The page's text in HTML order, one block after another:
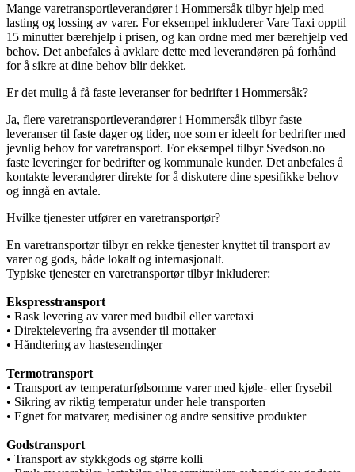
Mange varetransportleverandører i Hommersåk tilbyr hjelp med
lasting og lossing av varer. For eksempel inkluderer Vare Taxi opptil
15 minutter bærehjelp i prisen, og kan ordne med mer bærehjelp ved
behov. Det anbefales å avklare dette med leverandøren på forhånd
for å sikre at dine behov blir dekket.
Er det mulig å få faste leveranser for bedrifter i Hommersåk?
Ja, flere varetransportleverandører i Hommersåk tilbyr faste
leveranser til faste dager og tider, noe som er ideelt for bedrifter med
jevnlig behov for varetransport. For eksempel tilbyr Svedson.no
faste leveringer for bedrifter og kommunale kunder. Det anbefales å
kontakte leverandører direkte for å diskutere dine spesifikke behov
og inngå en avtale.
Hvilke tjenester utfører en varetransportør?
En varetransportør tilbyr en rekke tjenester knyttet til transport av
varer og gods, både lokalt og internasjonalt.
Typiske tjenester en varetransportør tilbyr inkluderer:
Ekspresstransport
• Rask levering av varer med budbil eller varetaxi
• Direktelevering fra avsender til mottaker
• Håndtering av hastesendinger
Termotransport
• Transport av temperaturfølsomme varer med kjøle- eller frysebil
• Sikring av riktig temperatur under hele transporten
• Egnet for matvarer, medisiner og andre sensitive produkter
Godstransport
• Transport av stykkgods og større kolli